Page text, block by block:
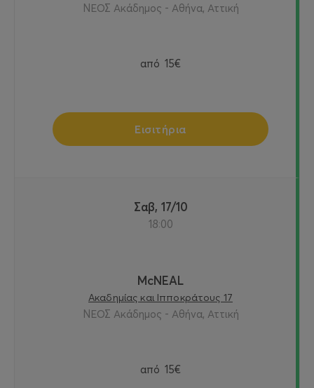
ΝΕΟΣ Ακάδημος - Αθήνα, Αττική
από 15€
Εισιτήρια
Σαβ, 17/10
18:00
McNEAL
Ακαδημίας και Ιπποκράτους 17
ΝΕΟΣ Ακάδημος - Αθήνα, Αττική
από 15€